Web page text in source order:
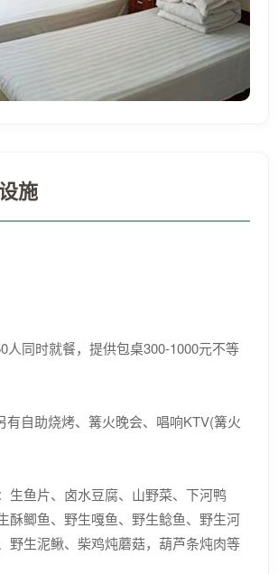
施
人同时就餐，提供包桌300-1000元不等
有自助烧烤、篝火晚会、唱响KTV(篝火
鱼片、卤水豆腐、山野菜、下河鸭
酥鲫鱼、野生嘎鱼、野生鲶鱼、野生河
野生泥鳅、柴鸡炖蘑菇，葫芦条炖肉等